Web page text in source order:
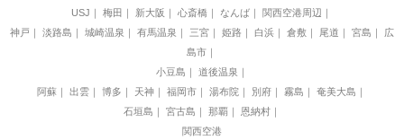
USJ
梅田 新大阪 心斎橋 なんば
関西空港周辺
神戸
淡路島 城崎温泉 有馬温泉 三宮 姫路 白浜 倉敷 尾道 宮島
広
島市
小豆島
道後温泉
阿蘇
出雲 博多 天神 福岡市 湯布院 別府 霧島
奄美大島
石垣島
宮古島 那覇
恩納村
関西空港